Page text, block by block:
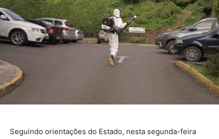
Seguindo orientações do Estado, nesta segunda-feira